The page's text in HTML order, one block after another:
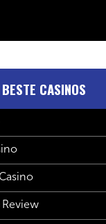
BESTE CASINOS